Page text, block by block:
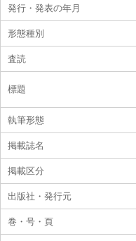
発行・発表の年月
形態種別
査読
標題
執筆形態
掲載誌名
掲載区分
出版社・発行元
巻・号・頁